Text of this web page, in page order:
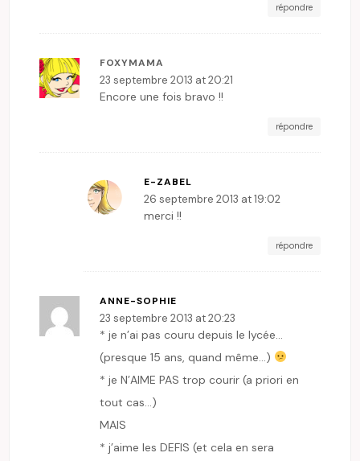
répondre
FOXYMAMA
23 septembre 2013 at 20:21
Encore une fois bravo !!
répondre
E-ZABEL
26 septembre 2013 at 19:02
merci !!
répondre
ANNE-SOPHIE
23 septembre 2013 at 20:23
* je n’ai pas couru depuis le lycée…
(presque 15 ans, quand même…)
* je N’AIME PAS trop courir (a priori en
tout cas…)
MAIS
* j’aime les DEFIS (et cela en sera